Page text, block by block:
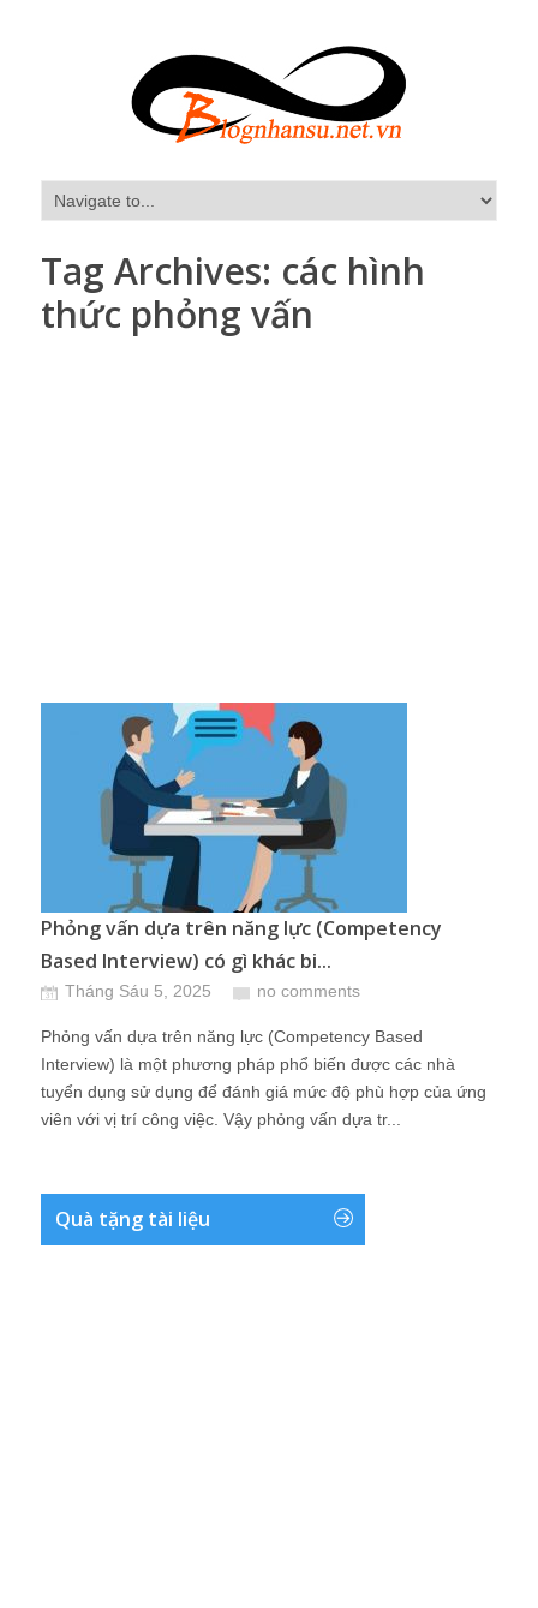
Tag Archives: các hình
thức phỏng vấn
Phỏng vấn dựa trên năng lực (Competency
Based Interview) có gì khác bi...
Tháng Sáu 5, 2025 no comments
Phỏng vấn dựa trên năng lực (Competency Based
Interview) là một phương pháp phổ biến được các nhà
tuyển dụng sử dụng để đánh giá mức độ phù hợp của ứng
viên với vị trí công việc. Vậy phỏng vấn dựa tr...
Quà tặng tài liệu